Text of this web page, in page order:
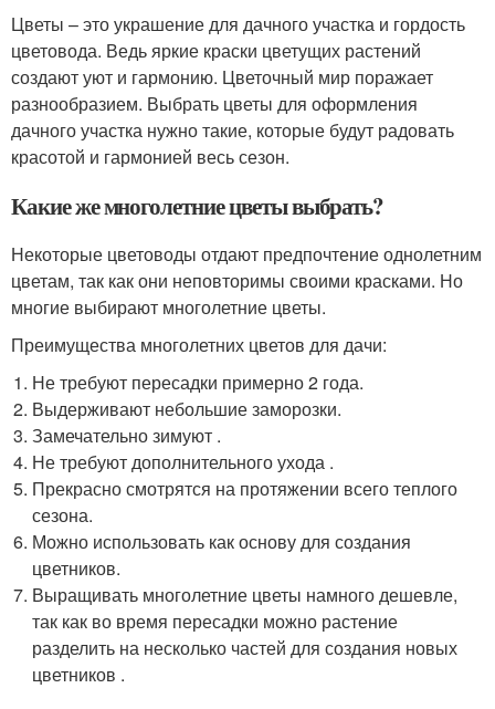
Цветы – это украшение для дачного участка и гордость
цветовода. Ведь яркие краски цветущих растений
создают уют и гармонию. Цветочный мир поражает
разнообразием. Выбрать цветы для оформления
дачного участка нужно такие, которые будут радовать
красотой и гармонией весь сезон.
Какие же многолетние цветы выбрать?
Некоторые цветоводы отдают предпочтение однолетним
цветам, так как они неповторимы своими красками. Но
многие выбирают многолетние цветы.
Преимущества многолетних цветов для дачи:
Не требуют пересадки примерно 2 года.
Выдерживают небольшие заморозки.
Замечательно зимуют .
Не требуют дополнительного ухода .
Прекрасно смотрятся на протяжении всего теплого
сезона.
Можно использовать как основу для создания
цветников.
Выращивать многолетние цветы намного дешевле,
так как во время пересадки можно растение
разделить на несколько частей для создания новых
цветников .